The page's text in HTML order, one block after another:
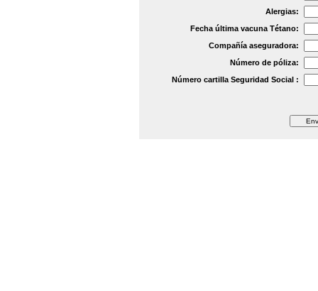
Alergias:
Fecha última vacuna Tétano:
Compañía aseguradora:
Número de póliza:
Número cartilla Seguridad Social :